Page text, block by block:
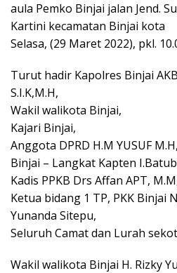
aula Pemko Binjai jalan Jend.
Kartini kecamatan Binjai kota
Selasa, (29 Maret 2022), pkl.
Turut hadir Kapolres Binjai
S.I.K,M.H,
Wakil walikota Binjai,
Kajari Binjai,
Anggota DPRD H.M YUSUF
Binjai – Langkat Kapten
Kadis PPKB Drs Affan APT,
Ketua bidang 1 TP, PKK Binjai
Yunanda Sitepu,
Seluruh Camat dan Lurah
Wakil walikota Binjai H. Rizky